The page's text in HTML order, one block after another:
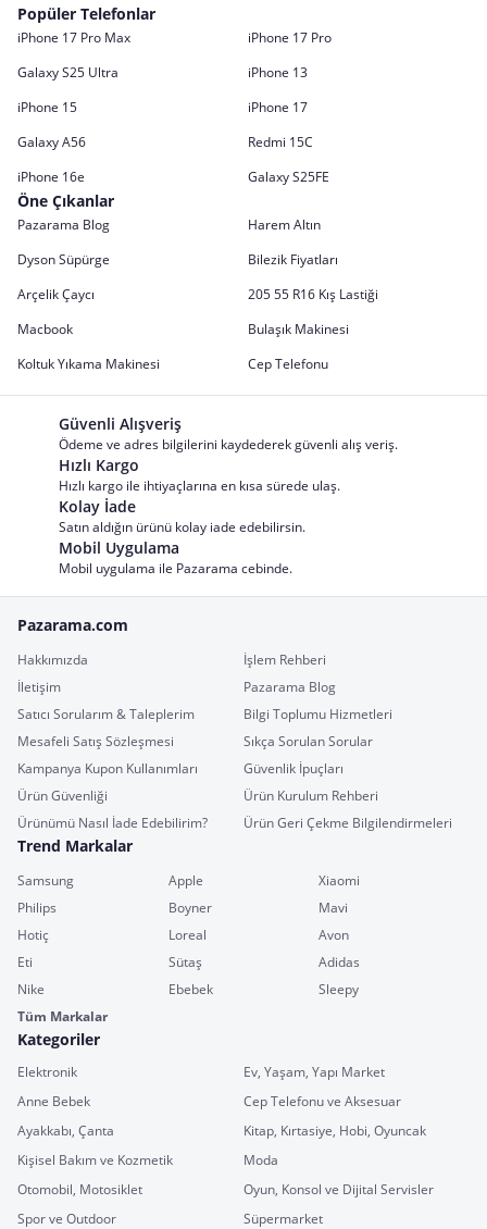
Popüler Telefonlar
iPhone 17 Pro Max
iPhone 17 Pro
Galaxy S25 Ultra
iPhone 13
iPhone 15
iPhone 17
Galaxy A56
Redmi 15C
iPhone 16e
Galaxy S25FE
Öne Çıkanlar
Pazarama Blog
Harem Altın
Dyson Süpürge
Bilezik Fiyatları
Arçelik Çaycı
205 55 R16 Kış Lastiği
Macbook
Bulaşık Makinesi
Koltuk Yıkama Makinesi
Cep Telefonu
Güvenli Alışveriş
Ödeme ve adres bilgilerini kaydederek güvenli alış veriş.
Hızlı Kargo
Hızlı kargo ile ihtiyaçlarına en kısa sürede ulaş.
Kolay İade
Satın aldığın ürünü kolay iade edebilirsin.
Mobil Uygulama
Mobil uygulama ile Pazarama cebinde.
Pazarama.com
Hakkımızda
İşlem Rehberi
İletişim
Pazarama Blog
Satıcı Sorularım & Taleplerim
Bilgi Toplumu Hizmetleri
Mesafeli Satış Sözleşmesi
Sıkça Sorulan Sorular
Kampanya Kupon Kullanımları
Güvenlik İpuçları
Ürün Güvenliği
Ürün Kurulum Rehberi
Ürünümü Nasıl İade Edebilirim?
Ürün Geri Çekme Bilgilendirmeleri
Trend Markalar
Samsung Apple
Xiaomi
Philips
Boyner
Mavi
Hotiç
Loreal
Avon
Eti
Sütaş
Adidas
Nike
Ebebek
Sleepy
Tüm Markalar
Kategoriler
Elektronik
Ev, Yaşam, Yapı Market
Anne Bebek
Cep Telefonu ve Aksesuar
Ayakkabı, Çanta
Kitap, Kırtasiye, Hobi, Oyuncak
Kişisel Bakım ve Kozmetik
Moda
Otomobil, Motosiklet
Oyun, Konsol ve Dijital Servisler
Spor ve Outdoor
Süpermarket